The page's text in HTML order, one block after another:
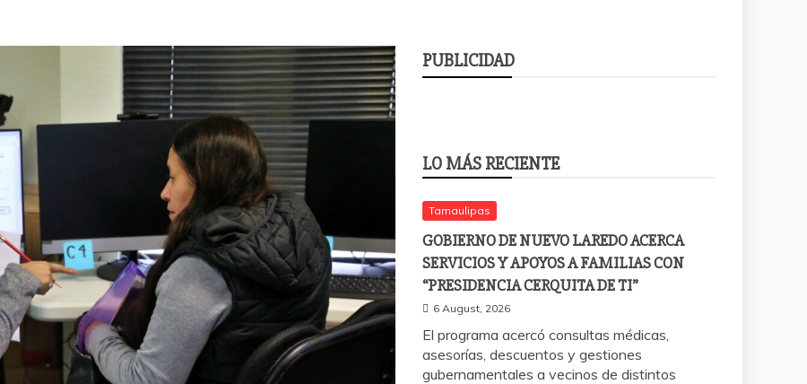
PUBLICIDAD
LO MÁS RECIENTE
Tamaulipas
GOBIERNO DE NUEVO LAREDO ACERCA
SERVICIOS Y APOYOS A FAMILIAS CON
“PRESIDENCIA CERQUITA DE TI”
6 August, 2026
El programa acercó consultas médicas,
asesorías, descuentos y gestiones
gubernamentales a vecinos de distintos